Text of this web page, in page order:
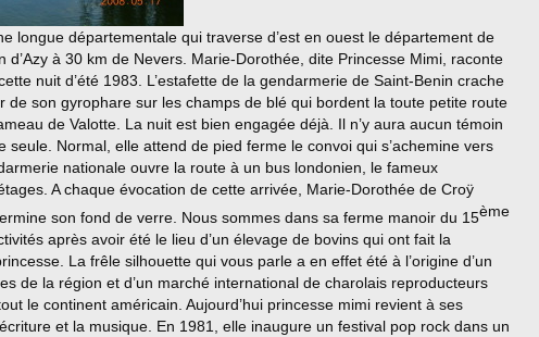
longue départementale qui traverse d’est en ouest le département de
d’Azy à 30 km de Nevers. Marie-Dorothée, dite Princesse Mimi, raconte
nuit d’été 1983. L’estafette de la gendarmerie de Saint-Benin crache
de son gyrophare sur les champs de blé qui bordent la toute petite route
de Valotte. La nuit est bien engagée déjà. Il n’y aura aucun témoin
seule. Normal, elle attend de pied ferme le convoi qui s’achemine vers
nationale ouvre la route à un bus londonien, le fameux
A chaque évocation de cette arrivée, Marie-Dorothée de Croÿ
son fond de verre. Nous sommes dans sa ferme manoir du 15ème
après avoir été le lieu d’un élevage de bovins qui ont fait la
La frêle silhouette qui vous parle a en effet été à l’origine d’un
de la région et d’un marché international de charolais reproducteurs
le continent américain. Aujourd’hui princesse mimi revient à ses
et la musique. En 1981, elle inaugure un festival pop rock dans un